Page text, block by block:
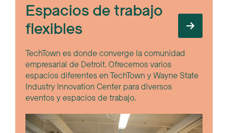
Espacios de trabajo
flexibles
TechTown es donde converge la comunidad
empresarial de Detroit. Ofrecemos varios
espacios diferentes en TechTown y Wayne State
Industry Innovation Center para diversos
eventos y espacios de trabajo.